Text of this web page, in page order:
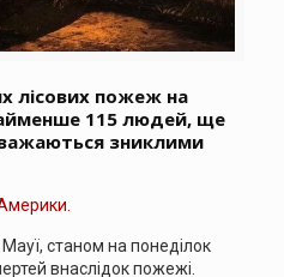
лісових пожеж на
115 людей, ще
зниклими
станом на понеділок
внаслідок пожежі.